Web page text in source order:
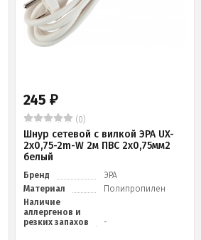
245 ₽
(0)
Шнур сетевой с вилкой ЭРА UX-
2x0,75-2m-W 2м ПВС 2x0,75мм2
белый
Бренд
ЭРА
Материал
Полипропилен
Наличие
аллергенов и
резких запахов
-